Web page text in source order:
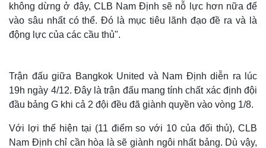
không dừng ở đây, CLB Nam Định sẽ nỗ lực hơn nữa để
vào sâu nhất có thể. Đó là mục tiêu lãnh đạo đề ra và là
động lực của các cầu thủ".
Trận đấu giữa Bangkok United và Nam Định diễn ra lúc
19h ngày 4/12. Đây là trận đấu mang tính chất xác định đội
đầu bảng G khi cả 2 đội đều đã giành quyền vào vòng 1/8.
Với lợi thế hiện tại (11 điểm so với 10 của đối thủ), CLB
Nam Định chỉ cần hòa là sẽ giành ngôi nhất bảng. Dù vậy,